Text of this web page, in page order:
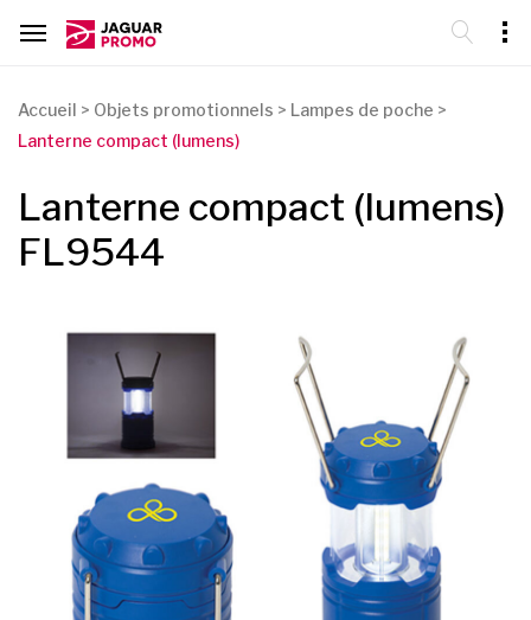
Accueil > Objets promotionnels > Lampes de poche >
Lanterne compact (lumens)
Lanterne compact (lumens)
FL9544